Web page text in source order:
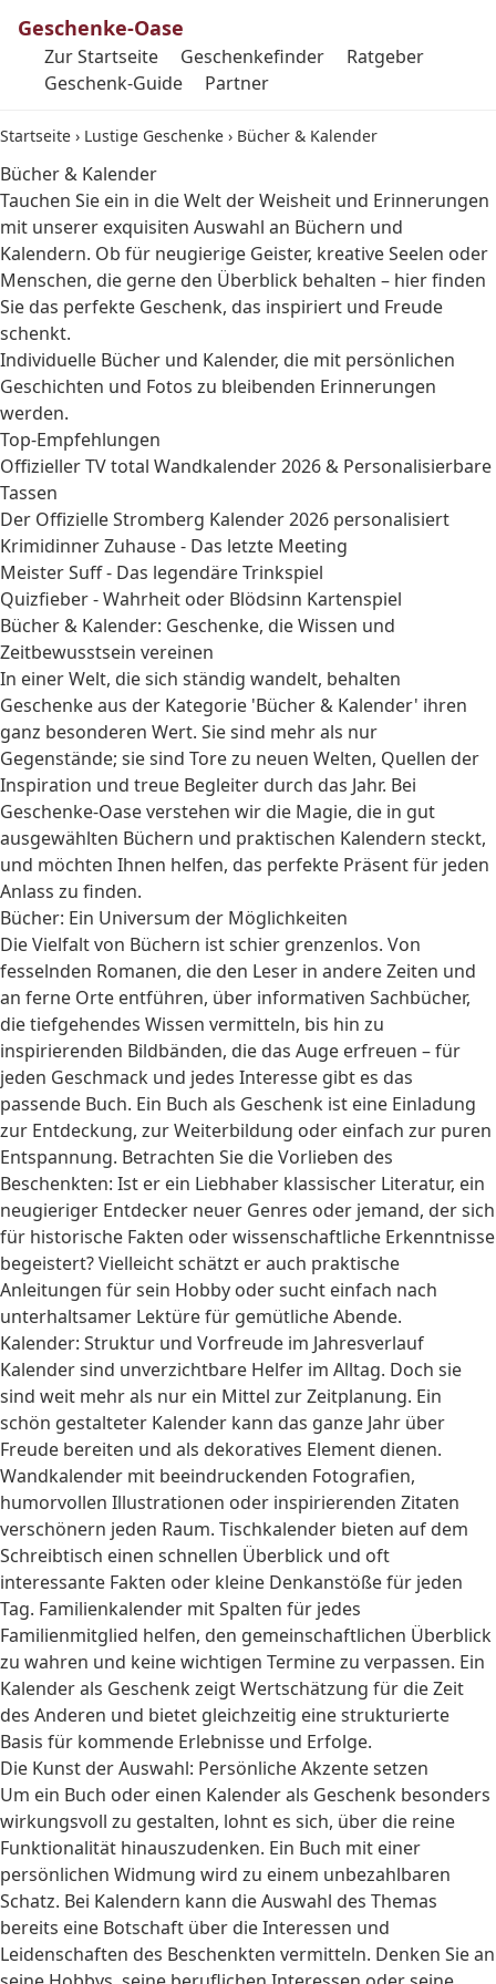
Geschenke-Oase
Zur Startseite Geschenkefinder
Ratgeber
Geschenk-Guide
Partner
Startseite › Lustige Geschenke › Bücher & Kalender
Bücher & Kalender
Tauchen Sie ein in die Welt der Weisheit und Erinnerungen
mit unserer exquisiten Auswahl an Büchern und
Kalendern. Ob für neugierige Geister, kreative Seelen oder
Menschen, die gerne den Überblick behalten – hier finden
Sie das perfekte Geschenk, das inspiriert und Freude
schenkt.
Individuelle Bücher und Kalender, die mit persönlichen
Geschichten und Fotos zu bleibenden Erinnerungen
werden.
Top-Empfehlungen
Offizieller TV total Wandkalender 2026 & Personalisierbare
Tassen
Der Offizielle Stromberg Kalender 2026 personalisiert
Krimidinner Zuhause - Das letzte Meeting
Meister Suff - Das legendäre Trinkspiel
Quizfieber - Wahrheit oder Blödsinn Kartenspiel
Bücher & Kalender: Geschenke, die Wissen und
Zeitbewusstsein vereinen
In einer Welt, die sich ständig wandelt, behalten
Geschenke aus der Kategorie 'Bücher & Kalender' ihren
ganz besonderen Wert. Sie sind mehr als nur
Gegenstände; sie sind Tore zu neuen Welten, Quellen der
Inspiration und treue Begleiter durch das Jahr. Bei
Geschenke-Oase verstehen wir die Magie, die in gut
ausgewählten Büchern und praktischen Kalendern steckt,
und möchten Ihnen helfen, das perfekte Präsent für jeden
Anlass zu finden.
Bücher: Ein Universum der Möglichkeiten
Die Vielfalt von Büchern ist schier grenzenlos. Von
fesselnden Romanen, die den Leser in andere Zeiten und
an ferne Orte entführen, über informativen Sachbücher,
die tiefgehendes Wissen vermitteln, bis hin zu
inspirierenden Bildbänden, die das Auge erfreuen – für
jeden Geschmack und jedes Interesse gibt es das
passende Buch. Ein Buch als Geschenk ist eine Einladung
zur Entdeckung, zur Weiterbildung oder einfach zur puren
Entspannung. Betrachten Sie die Vorlieben des
Beschenkten: Ist er ein Liebhaber klassischer Literatur, ein
neugieriger Entdecker neuer Genres oder jemand, der sich
für historische Fakten oder wissenschaftliche Erkenntnisse
begeistert? Vielleicht schätzt er auch praktische
Anleitungen für sein Hobby oder sucht einfach nach
unterhaltsamer Lektüre für gemütliche Abende.
Kalender: Struktur und Vorfreude im Jahresverlauf
Kalender sind unverzichtbare Helfer im Alltag. Doch sie
sind weit mehr als nur ein Mittel zur Zeitplanung. Ein
schön gestalteter Kalender kann das ganze Jahr über
Freude bereiten und als dekoratives Element dienen.
Wandkalender mit beeindruckenden Fotografien,
humorvollen Illustrationen oder inspirierenden Zitaten
verschönern jeden Raum. Tischkalender bieten auf dem
Schreibtisch einen schnellen Überblick und oft
interessante Fakten oder kleine Denkanstöße für jeden
Tag. Familienkalender mit Spalten für jedes
Familienmitglied helfen, den gemeinschaftlichen Überblick
zu wahren und keine wichtigen Termine zu verpassen. Ein
Kalender als Geschenk zeigt Wertschätzung für die Zeit
des Anderen und bietet gleichzeitig eine strukturierte
Basis für kommende Erlebnisse und Erfolge.
Die Kunst der Auswahl: Persönliche Akzente setzen
Um ein Buch oder einen Kalender als Geschenk besonders
wirkungsvoll zu gestalten, lohnt es sich, über die reine
Funktionalität hinauszudenken. Ein Buch mit einer
persönlichen Widmung wird zu einem unbezahlbaren
Schatz. Bei Kalendern kann die Auswahl des Themas
bereits eine Botschaft über die Interessen und
Leidenschaften des Beschenkten vermitteln. Denken Sie an